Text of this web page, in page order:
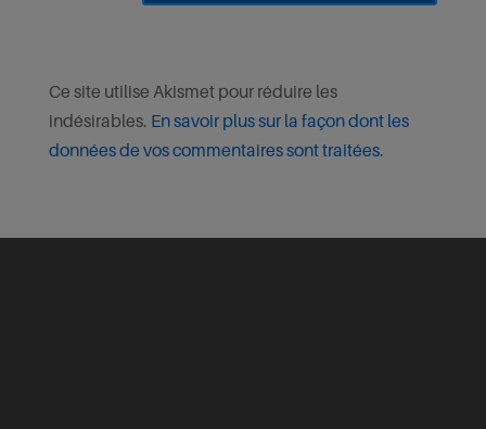
Ce site utilise Akismet pour réduire les
indésirables. En savoir plus sur la façon dont les
données de vos commentaires sont traitées.